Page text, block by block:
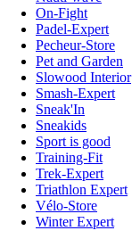
On-Fight
Padel-Expert
Pecheur-Store
Pet and Garden
Slowood Interior
Smash-Expert
Sneak'In
Sneakids
Sport is good
Training-Fit
Trek-Expert
Triathlon Expert
Vélo-Store
Winter Expert